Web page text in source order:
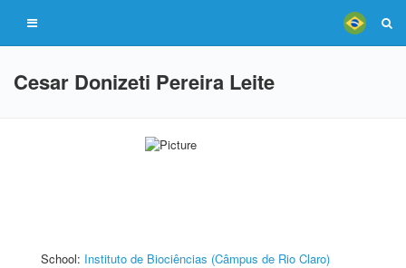
Cesar Donizeti Pereira Leite
School: Instituto de Biociências (Câmpus de Rio Claro)